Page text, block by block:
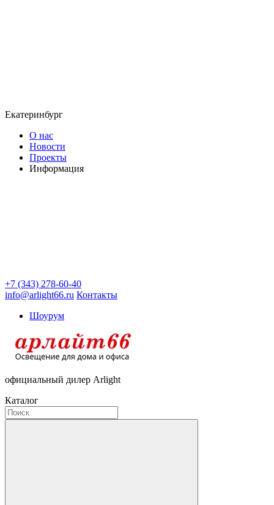
Екатеринбург
О нас
Новости
Проекты
Информация
+7 (343) 278-60-40
info@arlight66.ru Контакты
Шоурум
официальный дилер Arlight
Каталог